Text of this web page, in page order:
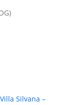
Silvana –